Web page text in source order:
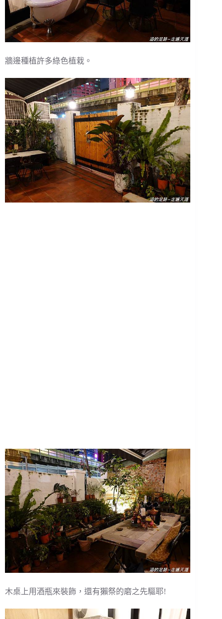
牆邊種植許多綠色植栽。
木桌上用酒瓶來裝飾，還有獺祭的磨之先驅耶!